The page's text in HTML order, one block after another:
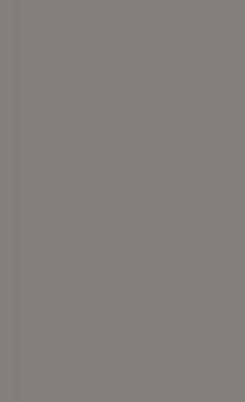
se utilizan para ver cómo los visitantes